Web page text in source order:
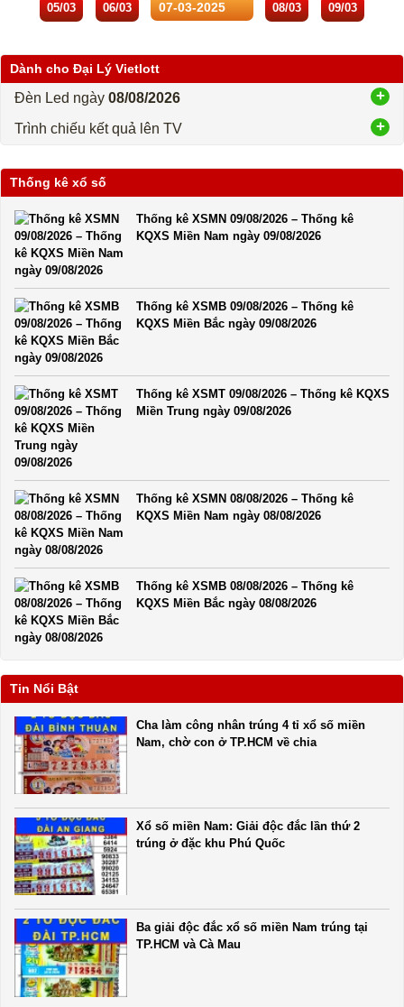
05/03 06/03 08/03 09/03
Dành cho Đại Lý Vietlott
Đèn Led ngày 08/08/2026
Trình chiếu kết quả lên TV
Thống kê xổ số
Thống kê XSMN 09/08/2026 – Thống kê
KQXS Miền Nam ngày 09/08/2026
Thống kê XSMB 09/08/2026 – Thống kê
KQXS Miền Bắc ngày 09/08/2026
Thống kê XSMT 09/08/2026 – Thống kê KQXS
Miền Trung ngày 09/08/2026
Thống kê XSMN 08/08/2026 – Thống kê
KQXS Miền Nam ngày 08/08/2026
Thống kê XSMB 08/08/2026 – Thống kê
KQXS Miền Bắc ngày 08/08/2026
Tin Nổi Bật
Cha làm công nhân trúng 4 tỉ xổ số miền
Nam, chờ con ở TP.HCM về chia
Xổ số miền Nam: Giải độc đắc lần thứ 2
trúng ở đặc khu Phú Quốc
Ba giải độc đắc xổ số miền Nam trúng tại
TP.HCM và Cà Mau